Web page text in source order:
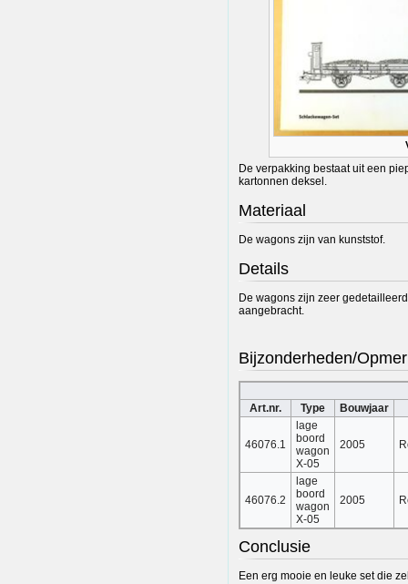
De verpakking bestaat uit een
kartonnen deksel.
Materiaal
De wagons zijn van kunststof.
Details
De wagons zijn zeer
aangebracht.
Bijzonderheden/
Art.nr. Type Bouwjaar
46076.1
lage
boord
wagon
X-05
2005
46076.2
lage
boord
wagon
X-05
2005
Conclusie
Een erg mooie en leuke set die